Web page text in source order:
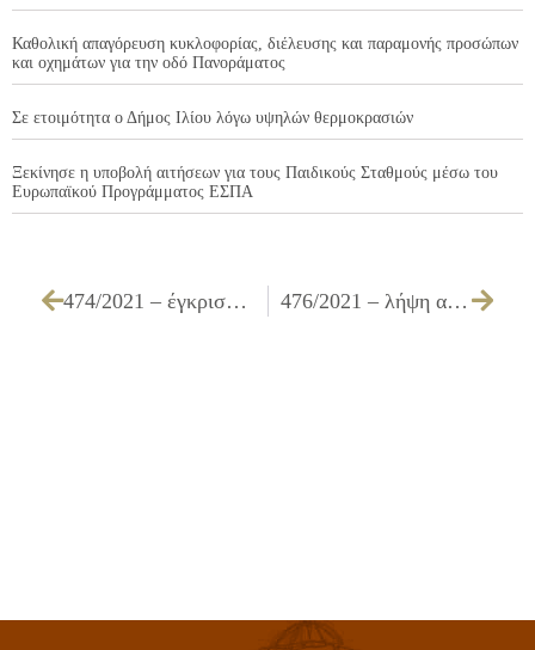
Καθολική απαγόρευση κυκλοφορίας, διέλευσης και παραμονής προσώπων
και οχημάτων για την οδό Πανοράματος
Σε ετοιμότητα ο Δήμος Ιλίου λόγω υψηλών θερμοκρασιών
Ξεκίνησε η υποβολή αιτήσεων για τους Παιδικούς Σταθμούς μέσω του
Ευρωπαϊκού Προγράμματος ΕΣΠΑ
474/2021 – έγκριση τεχνικών προδιαγραφών, καθορισμός όρων διακήρυξης, τρόπου εκτέλεσης και συγκρότησης επιτροπής διενέργειας διαγωνισμών και αξιολόγησης υποβαλλόμενων προσφορών που αφορά στον ανοιχτό ηλεκτρονικό διαγωνισμό κάτω των ορίων που αφορά στις «Ιατρικές προληπτικές εξετάσεις εργαζομένων Δήμου Ιλίου» 476/2021 – λήψη απόφασης για την έγκριση της υπ’ αριθμ. ΟΙΚ 06/2021 μελέτης του έργου : «ΑΝΑΚΑΤΑΣΚΕΥΗ ΣΤΕΓΗΣ ΓΥΜΝΑΣΤΗΡΙΟΥ ΣΤΟ ΕΑΚ»